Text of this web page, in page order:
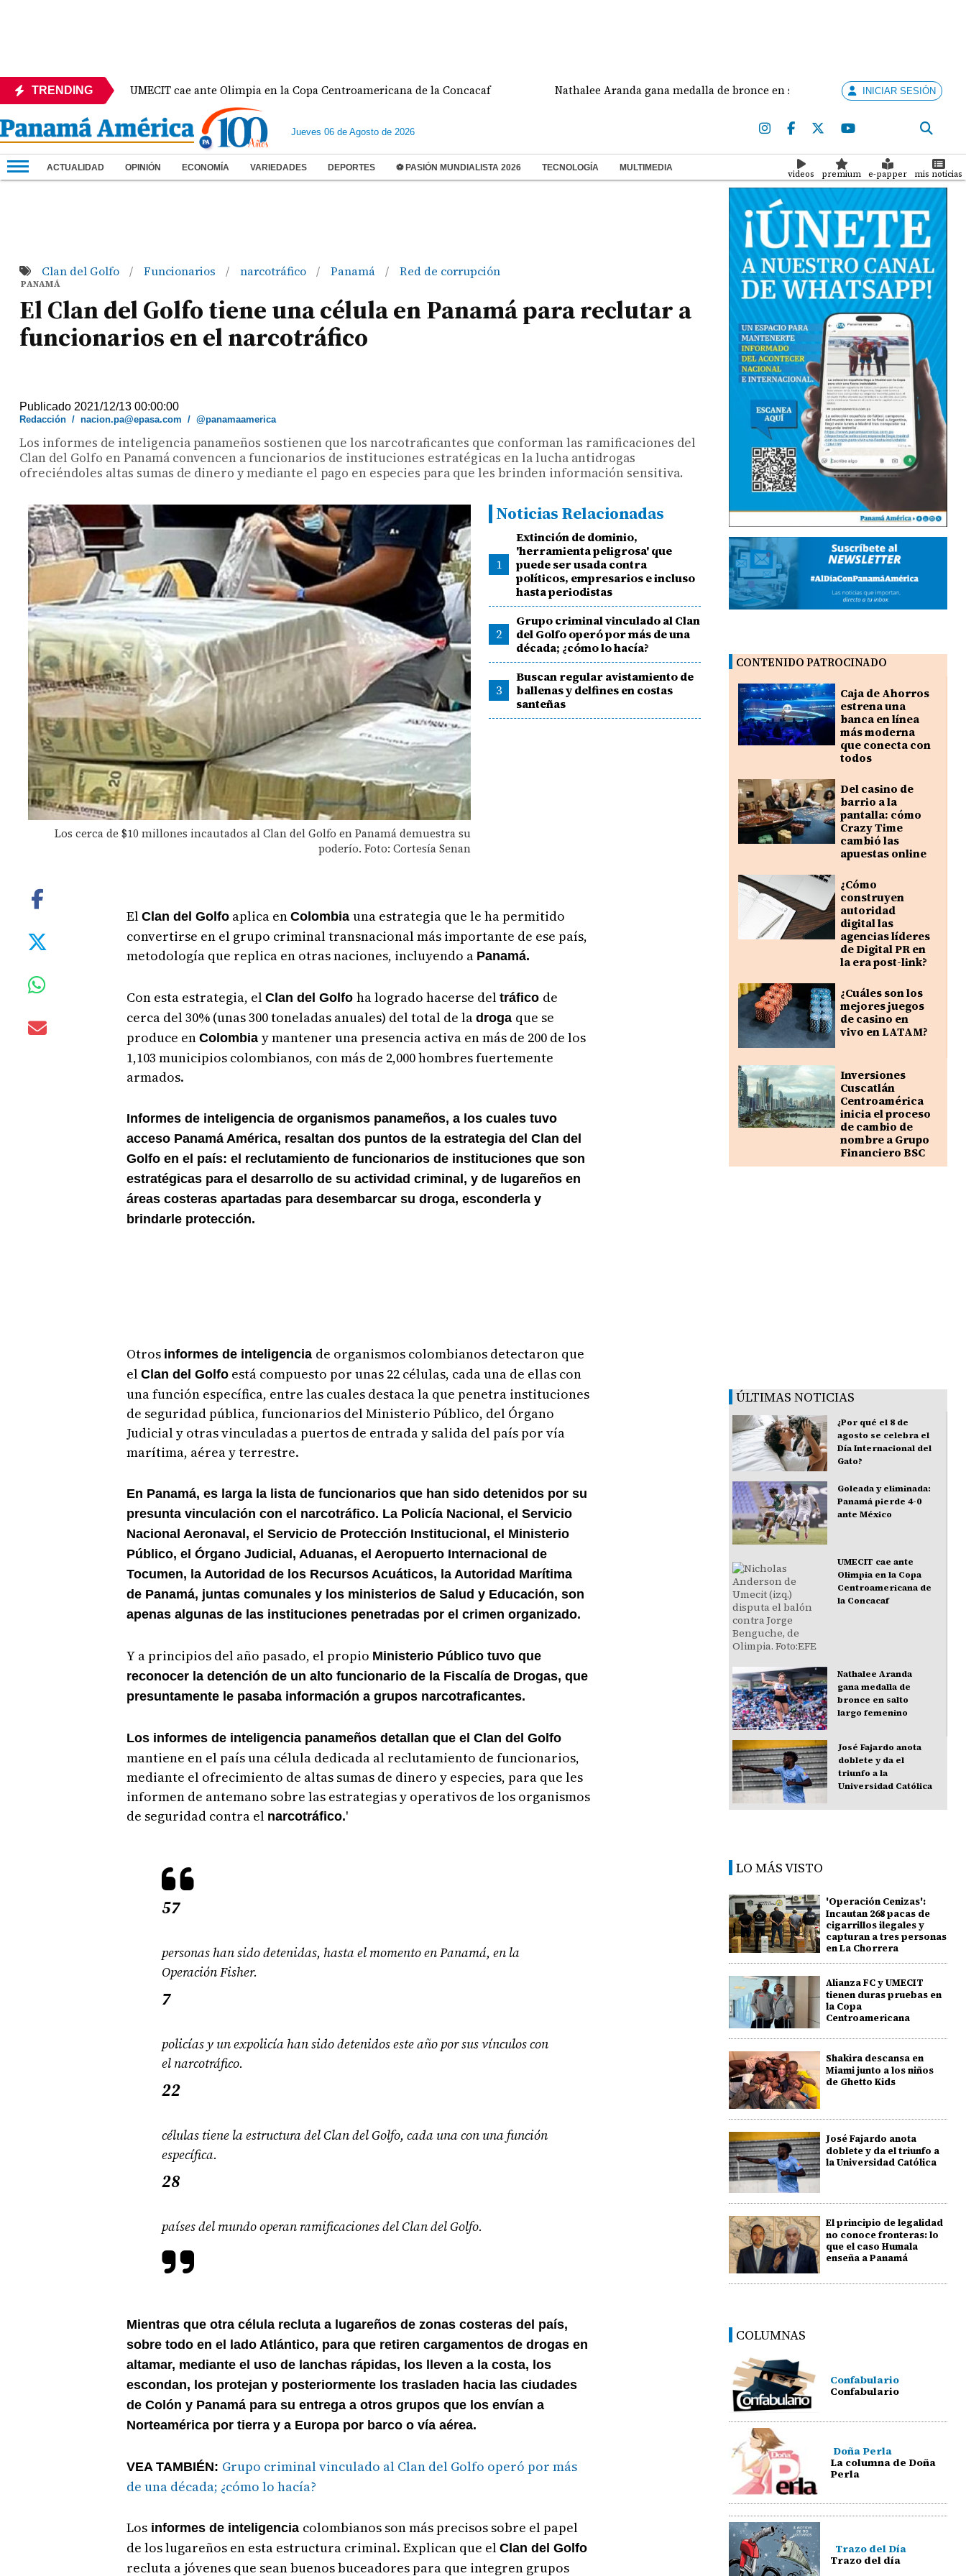
TRENDINGUMECIT cae ante Olimpia en la Copa Centroamericana de la Concacaf Nathalee Aranda gana medalla de bronce en salto largo femenino José
INICIAR SESIÓN
Jueves 06 de Agosto de 2026
ACTUALIDAD OPINIÓN ECONOMÍA VARIEDADES DEPORTES ⚽ PASIÓN MUNDIALISTA 2026 TECNOLOGÍA MULTIMEDIA
videos premium e-papper mis noticias
Clan del Golfo / Funcionarios / narcotráfico / Panamá / Red de corrupción
PANAMÁ
El Clan del Golfo tiene una célula en Panamá para reclutar a
funcionarios en el narcotráfico
Publicado 2021/12/13 00:00:00
Redacción /nacion.pa@epasa.com /@panamaamerica
Los informes de inteligencia panameños sostienen que los narcotraficantes que conforman las ramificaciones del
Clan del Golfo en Panamá convencen a funcionarios de instituciones estratégicas en la lucha antidrogas
ofreciéndoles altas sumas de dinero y mediante el pago en especies para que les brinden información sensitiva.
Los cerca de $10 millones incautados al Clan del Golfo en Panamá demuestra su
poderío. Foto: Cortesía Senan
Noticias Relacionadas
1
Extinción de dominio,
'herramienta peligrosa' que
puede ser usada contra
políticos, empresarios e incluso
hasta periodistas
2
Grupo criminal vinculado al Clan
del Golfo operó por más de una
década; ¿cómo lo hacía?
3
Buscan regular avistamiento de
ballenas y delfines en costas
santeñas
El Clan del Golfoaplica en Colombia una estrategia que le ha permitido
convertirse en el grupo criminal transnacional más importante de ese país,
metodología que replica en otras naciones, incluyendo a Panamá.
Con esta estrategia, el Clan del Golfo ha logrado hacerse del tráfico de
cerca del 30% (unas 300 toneladas anuales) del total de la droga que se
produce en Colombia y mantener una presencia activa en más de 200 de los
1,103 municipios colombianos, con más de 2,000 hombres fuertemente
armados.
Informes de inteligencia de organismos panameños, a los cuales tuvo
acceso Panamá América, resaltan dos puntos de la estrategia del Clan del
Golfo en el país: el reclutamiento de funcionarios de instituciones que son
estratégicas para el desarrollo de su actividad criminal, y de lugareños en
áreas costeras apartadas para desembarcar su droga, esconderla y
brindarle protección.
Otros informes de inteligencia de organismos colombianos detectaron que
el Clan del Golfoestá compuesto por unas 22 células, cada una de ellas con
una función específica, entre las cuales destaca la que penetra instituciones
de seguridad pública, funcionarios del Ministerio Público, del Órgano
Judicial y otras vinculadas a puertos de entrada y salida del país por vía
marítima, aérea y terrestre.
En Panamá, es larga la lista de funcionarios que han sido detenidos por su
presunta vinculación con el narcotráfico. La Policía Nacional, el Servicio
Nacional Aeronaval, el Servicio de Protección Institucional, el Ministerio
Público, el Órgano Judicial, Aduanas, el Aeropuerto Internacional de
Tocumen, la Autoridad de los Recursos Acuáticos, la Autoridad Marítima
de Panamá, juntas comunales y los ministerios de Salud y Educación, son
apenas algunas de las instituciones penetradas por el crimen organizado.
Y a principios del año pasado, el propio Ministerio Público tuvo que
reconocer la detención de un alto funcionario de la Fiscalía de Drogas, que
presuntamente le pasaba información a grupos narcotraficantes.
Los informes de inteligencia panameños detallan que el Clan del Golfo
mantiene en el país una célula dedicada al reclutamiento de funcionarios,
mediante el ofrecimiento de altas sumas de dinero y especies, para que les
informen de antemano sobre las estrategias y operativos de los organismos
de seguridad contra el narcotráfico.'
57
personas han sido detenidas, hasta el momento en Panamá, en la
Operación Fisher.
7
policías y un expolicía han sido detenidos este año por sus vínculos con
el narcotráfico.
22
células tiene la estructura del Clan del Golfo, cada una con una función
específica.
28
países del mundo operan ramificaciones del Clan del Golfo.
Mientras que otra célula recluta a lugareños de zonas costeras del país,
sobre todo en el lado Atlántico, para que retiren cargamentos de drogas en
altamar, mediante el uso de lanchas rápidas, los lleven a la costa, los
escondan, los protejan y posteriormente los trasladen hacia las ciudades
de Colón y Panamá para su entrega a otros grupos que los envían a
Norteamérica por tierra y a Europa por barco o vía aérea.
VEA TAMBIÉN: Grupo criminal vinculado al Clan del Golfo operó por más
de una década; ¿cómo lo hacía?
Losinformes de inteligencia colombianos son más precisos sobre el papel
de los lugareños en esta estructura criminal. Explican que el Clan del Golfo
recluta a jóvenes que sean buenos buceadores para que integren grupos
CONTENIDO PATROCINADO
Caja de Ahorros
estrena una
banca en línea
más moderna
que conecta con
todos
Del casino de
barrio a la
pantalla: cómo
Crazy Time
cambió las
apuestas online
¿Cómo
construyen
autoridad
digital las
agencias líderes
de Digital PR en
la era post-link?
¿Cuáles son los
mejores juegos
de casino en
vivo en LATAM?
Inversiones
Cuscatlán
Centroamérica
inicia el proceso
de cambio de
nombre a Grupo
Financiero BSC
ÚLTIMAS NOTICIAS
¿Por qué el 8 de
agosto se celebra el
Día Internacional del
Gato?
Goleada y eliminada:
Panamá pierde 4-0
ante México
UMECIT cae ante
Olimpia en la Copa
Centroamericana de
la Concacaf
Nathalee Aranda
gana medalla de
bronce en salto
largo femenino
José Fajardo anota
doblete y da el
triunfo a la
Universidad Católica
LO MÁS VISTO
'Operación Cenizas':
Incautan 268 pacas de
cigarrillos ilegales y
capturan a tres personas
en La Chorrera
Alianza FC y UMECIT
tienen duras pruebas en
la Copa
Centroamericana
Shakira descansa en
Miami junto a los niños
de Ghetto Kids
José Fajardo anota
doblete y da el triunfo a
la Universidad Católica
El principio de legalidad
no conoce fronteras: lo
que el caso Humala
enseña a Panamá
COLUMNAS
Confabulario
Confabulario
Doña Perla
La columna de Doña
Perla
Trazo del Día
Trazo del día